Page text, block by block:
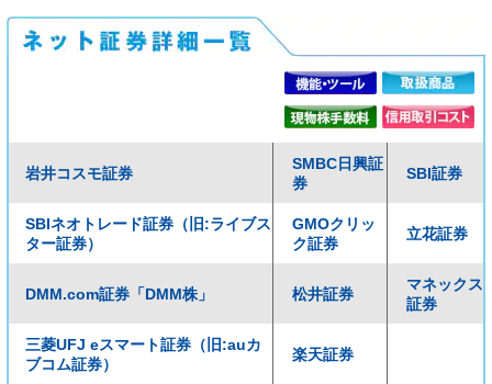
岩井コスモ証券
SMBC日興証
券
SBI証券
SBIネオトレード証券（旧:ライブス
ター証券）
GMOクリッ
ク証券
立花証券
DMM.com証券「DMM株」 松井証券
マネックス
証券
三菱UFJ eスマート証券（旧:auカ
ブコム証券）
楽天証券